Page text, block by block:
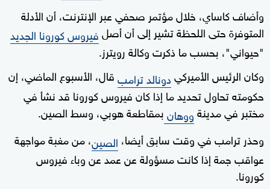
وأضاف كاساي، خلال مؤتمر صحفي عبر الإنترنت، أن الأدلة
المتوفرة حتى اللحظة تشير إلى أن أصلفيروس كورونا الجديد
"حيواني"، بحسب ما ذكرت وكالة رويترز.
وكان الرئيس الأميركيدونالد ترامبقال، الأسبوع الماضي، إن
حكومته تحاول تحديد ما إذا كان فيروس كورونا قد نشأ في
مختبر في مدينةووهانبمقاطعة هوبي، وسط الصين.
وحذر ترامب في وقت سابق أيضا، الصين، من مغبة مواجهة
عواقب جمة إذا كانت مسؤولة عن عمد عن وباء فيروس
كورونا.